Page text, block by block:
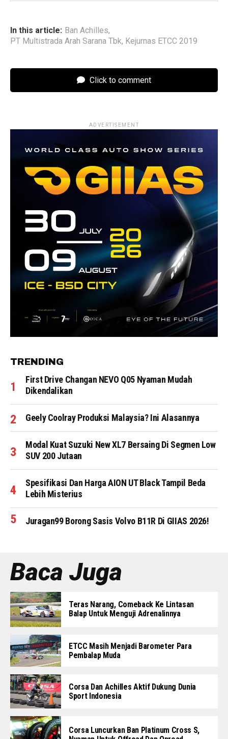
In this article: Ban Achilles,
PT Multistrada Arah Sarana Tbk, Kejurnas ETCC 2019
Click to comment
ADVERTISEMENT
TRENDING
First Drive Changan NEVO Q05 Nyaman Mudah
Dikendalikan
Geely Coolray Produksi Malaysia? Ini Alasannya
Modal Kuat Suzuki New XL7 Bersaing Di Segmen Low
SUV 200 Jutaan
Spesifikasi Dan Harga AION UT Black Tampil Beda
Lebih Misterius
Juragan99 Borong Sasis Volvo B11R Di GIIAS 2026!
Baca Juga
Teras Narang, Comeback Ke Lintasan
Balap Untuk Menguji Adrenalinnya
ETCC Masih Menjadi Barometer Para
Pembalap Muda
Corsa Dan Achilles Aktif Dukung Dunia
Sport Indonesia
Corsa Luncurkan Ban Platinum Cross S,